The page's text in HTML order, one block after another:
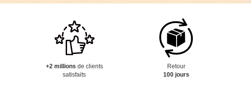
+2 millions de clients
satisfaits
Retour
100 jours